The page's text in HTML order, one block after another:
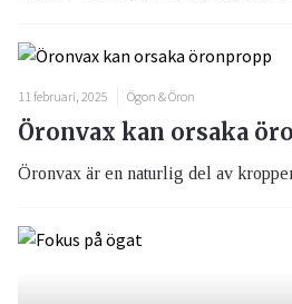
11 februari, 2025 Ögon & Öron
Öronvax kan orsaka
Öronvax är en naturlig del av